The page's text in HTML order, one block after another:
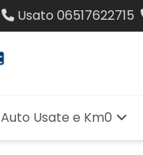
Usato 06517622715
Auto Usate e Km0